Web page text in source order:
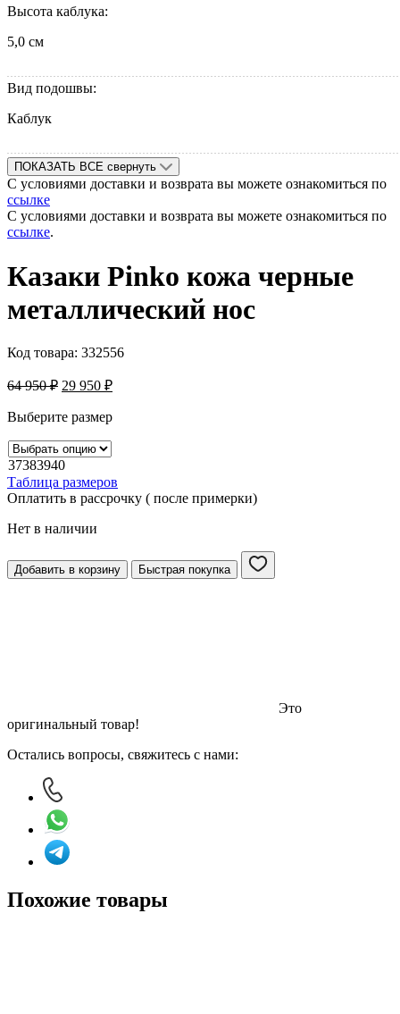
Высота каблука:
5,0 см
Вид подошвы:
Каблук
ПОКАЗАТЬ ВСЕ свернуть
С условиями доставки и возврата вы можете ознакомиться по
ссылке
С условиями доставки и возврата вы можете ознакомиться по
ссылке.
Казаки Pinko кожа черные
металлический нос
Код товара: 332556
64 950₽ 29 950 ₽
Выберите размер
37383940
Таблица размеров
Оплатить в рассрочку ( после примерки)
Нет в наличии
Добавить в корзину Быстрая покупка
Это
оригинальный товар!
Остались вопросы, свяжитесь с нами:
Похожие товары